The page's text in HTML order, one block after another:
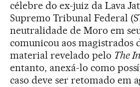
célebre do ex-juiz da Lava
Supremo Tribunal Federal
neutralidade de Moro em
comunicou aos magistrados
material revelado pelo The
entanto, anexá-lo como
caso deve ser retomado em